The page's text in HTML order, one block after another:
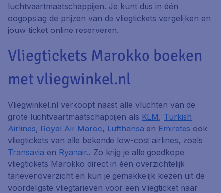
luchtvaartmaatschappijen. Je kunt dus in één
oogopslag de prijzen van de vliegtickets vergelijken en
jouw ticket online reserveren.
Vliegtickets Marokko boeken
met vliegwinkel.nl
Vliegwinkel.nl verkoopt naast alle vluchten van de
grote luchtvaartmaatschappijen als KLM, Turkish
Airlines, Royal Air Maroc, Lufthansa en Emirates ook
vliegtickets van alle bekende low-cost airlines, zoals
Transavia en Ryanair.. Zo krijg je alle goedkope
vliegtickets Marokko direct in één overzichtelijk
tarievenoverzicht en kun je gemakkelijk kiezen uit de
voordeligste vliegtarieven voor een vliegticket naar